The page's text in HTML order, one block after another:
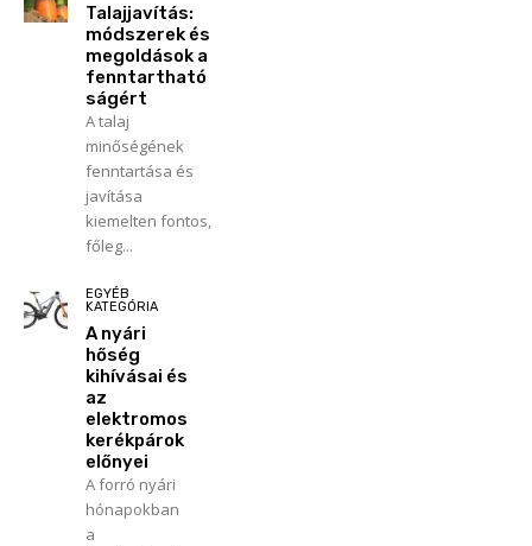
Talajjavítás:
módszerek és
megoldások a
fenntartható
ságért
A talaj
minőségének
fenntartása és
javítása
kiemelten fontos,
főleg...
EGYÉB
KATEGÓRIA
A nyári
hőség
kihívásai és
az
elektromos
kerékpárok
előnyei
A forró nyári
hónapokban
a